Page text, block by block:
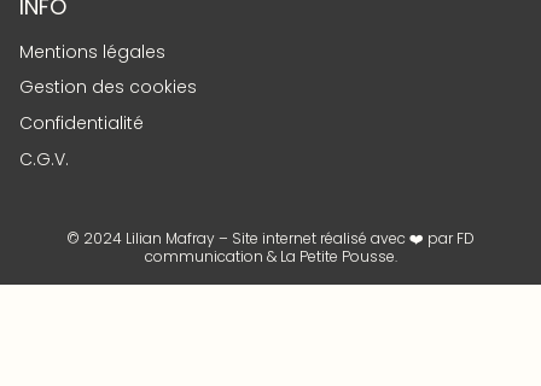
INFO
Mentions légales
Gestion des cookies
Confidentialité
C.G.V.
© 2024 Lilian Mafray – Site internet réalisé avec ❤️ parFD
communication & La Petite Pousse.